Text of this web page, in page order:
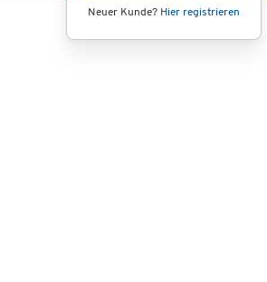
Neuer Kunde? Hier registrieren